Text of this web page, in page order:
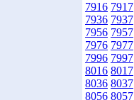
7916 7917
7936 7937
7956 7957
7976 7977
7996 7997
8016 8017
8036 8037
8056 8057